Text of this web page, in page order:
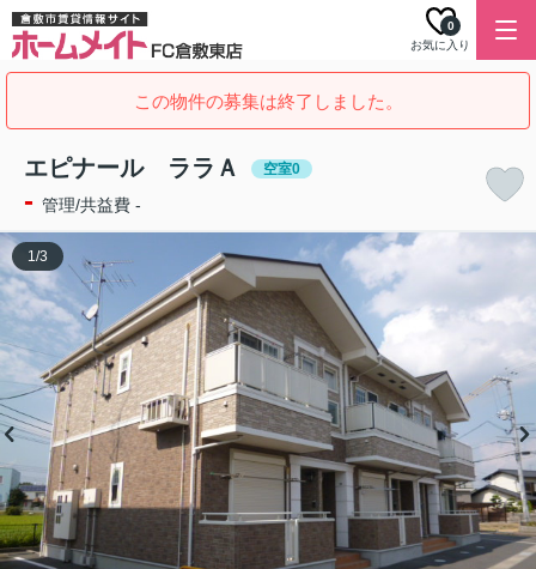
お気に入り
0
この物件の募集は終了しました。
エピナール ララＡ 空室0
- 管理/共益費 -
1/3